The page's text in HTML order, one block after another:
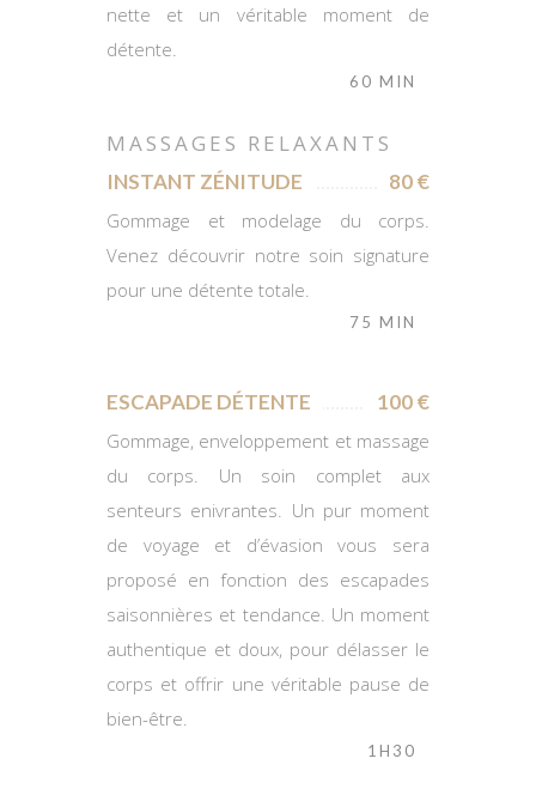
nette et un véritable moment de
détente.
60 MIN
MASSAGES RELAXANTS
INSTANT ZÉNITUDE 80 €
Gommage et modelage du corps.
Venez découvrir notre soin signature
pour une détente totale.
75 MIN
ESCAPADE DÉTENTE 100 €
Gommage, enveloppement et massage
du corps. Un soin complet aux
senteurs enivrantes. Un pur moment
de voyage et d’évasion vous sera
proposé en fonction des escapades
saisonnières et tendance. Un moment
authentique et doux, pour délasser le
corps et offrir une véritable pause de
bien-être.
1H30